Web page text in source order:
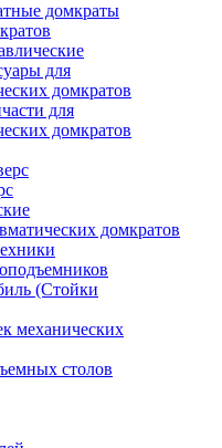
домкраты
для
домкратов
для
домкратов
домкратов
(Стойки
механических
столов